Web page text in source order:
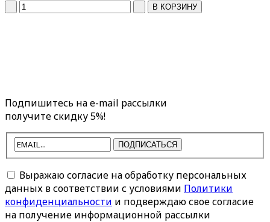
Подпишитесь на e-mail рассылки
получите скидку 5%!
ПОДПИСАТЬСЯ
Выражаю согласие на обработку персональных
данных в соответствии с условиями Политики
конфиденциальности и подверждаю свое согласие
на получение информационной рассылки